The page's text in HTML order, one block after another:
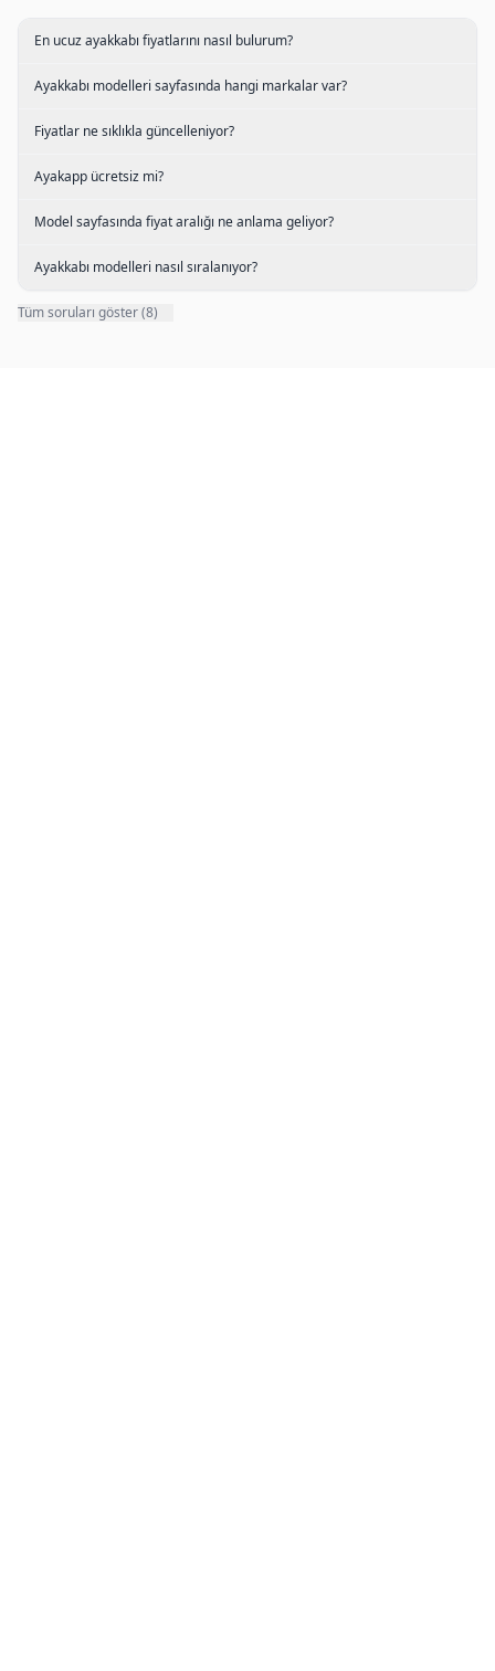
En ucuz ayakkabı fiyatlarını nasıl bulurum?
Ayakkabı modelleri sayfasında hangi markalar var?
Fiyatlar ne sıklıkla güncelleniyor?
Ayakapp ücretsiz mi?
Model sayfasında fiyat aralığı ne anlama geliyor?
Ayakkabı modelleri nasıl sıralanıyor?
Tüm soruları göster (8)